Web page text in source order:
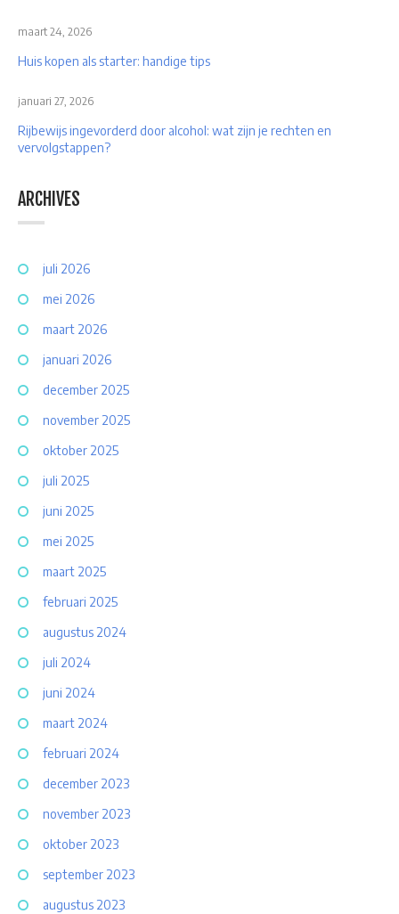
Huis kopen als starter: handige tips
maart 24, 2026
Rijbewijs ingevorderd door alcohol: wat zijn je rechten en
vervolgstappen?
januari 27, 2026
ARCHIVES
juli 2026
mei 2026
maart 2026
januari 2026
december 2025
november 2025
oktober 2025
juli 2025
juni 2025
mei 2025
maart 2025
februari 2025
augustus 2024
juli 2024
juni 2024
maart 2024
februari 2024
december 2023
november 2023
oktober 2023
september 2023
augustus 2023